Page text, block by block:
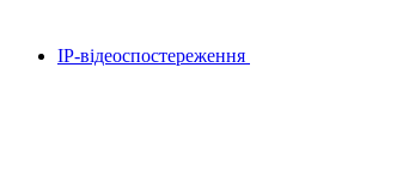
IP-відеоспостереження